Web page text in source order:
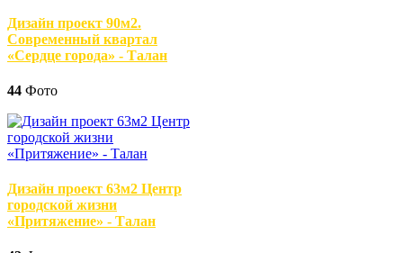
Дизайн проект 90м2.
Современный квартал
«Сердце города» - Талан
44 Фото
Дизайн проект 63м2 Центр
городской жизни
«Притяжение» - Талан